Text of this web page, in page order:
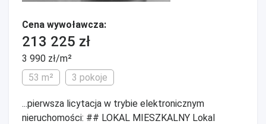
Cena wywoławcza:
213 225 zł
3 990 zł/m²
53 m²
3 pokoje
...pierwsza licytacja w trybie elektronicznym
nieruchomości: ## LOKAL MIESZKALNY Lokal